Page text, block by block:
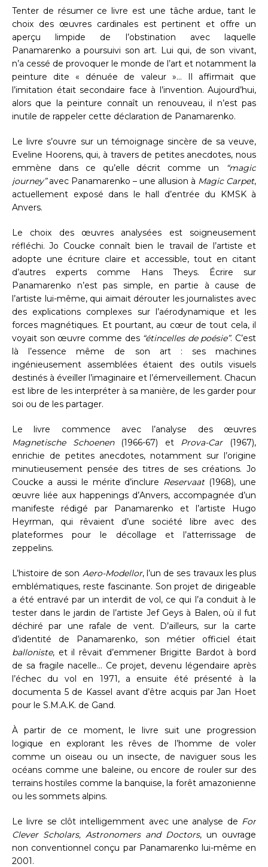
Tenter de résumer ce livre est une tâche ardue, tant le
choix des œuvres cardinales est pertinent et offre un
aperçu limpide de l’obstination avec laquelle
Panamarenko a poursuivi son art. Lui qui, de son vivant,
n’a cessé de provoquer le monde de l’art et notamment la
peinture dite « dénuée de valeur »… Il affirmait que
l’imitation était secondaire face à l’invention. Aujourd’hui,
alors que la peinture connaît un renouveau, il n’est pas
inutile de rappeler cette déclaration de Panamarenko.
Le livre s’ouvre sur un témoignage sincère de sa veuve,
Eveline Hoorens, qui, à travers de petites anecdotes, nous
emmène dans ce qu’elle décrit comme un
“magic
journey”avec Panamarenko – une allusion à Magic Carpet,
actuellement exposé dans le hall d’entrée du KMSK à
Anvers.
Le choix des œuvres analysées est soigneusement
réfléchi. Jo Coucke connaît bien le travail de l’artiste et
adopte une écriture claire et accessible, tout en citant
d’autres experts comme Hans Theys. Écrire sur
Panamarenko n’est pas simple, en partie à cause de
l’artiste lui-même, qui aimait dérouter les journalistes avec
des explications complexes sur l’aérodynamique et les
forces magnétiques. Et pourtant, au cœur de tout cela, il
voyait son œuvre comme des “étincelles de poésie”. C’est
là l’essence même de son art : ses machines
ingénieusement assemblées étaient des outils visuels
destinés à éveiller l’imaginaire et l’émerveillement. Chacun
est libre de les interpréter à sa manière, de les garder pour
soi ou de les partager.
Le livre commence avec l’analyse des œuvres
Magnetische Schoenen(1966-67) et Prova-Car(1967),
enrichie de petites anecdotes, notamment sur l’origine
minutieusement pensée des titres de ses créations. Jo
Coucke a aussi le mérite d’inclure Reservaat(1968), une
œuvre liée aux happenings d’Anvers, accompagnée d’un
manifeste rédigé par Panamarenko et l’artiste Hugo
Heyrman, qui rêvaient d’une société libre avec des
plateformes pour le décollage et l’atterrissage de
zeppelins.
L’histoire de son Aero-Modellor, l’un de ses travaux les plus
emblématiques, reste fascinante. Son projet de dirigeable
a été entravé par un interdit de vol, ce qui l’a conduit à le
tester dans le jardin de l’artiste Jef Geys à Balen, où il fut
déchiré par une rafale de vent. D’ailleurs, sur la carte
d’identité de Panamarenko, son métier officiel était
balloniste, et il rêvait d’emmener Brigitte Bardot à bord
de sa fragile nacelle… Ce projet, devenu légendaire après
l’échec du vol en 1971, a ensuite été présenté à la
documenta 5 de Kassel avant d’être acquis par Jan Hoet
pour le S.M.A.K. de Gand.
À partir de ce moment, le livre suit une progression
logique en explorant les rêves de l’homme de voler
comme un oiseau ou un insecte, de naviguer sous les
océans comme une baleine, ou encore de rouler sur des
terrains hostiles comme la banquise, la forêt amazonienne
ou les sommets alpins.
Le livre se clôt intelligemment avec une analyse de For
Clever Scholars, Astronomers and Doctors, un ouvrage
non conventionnel conçu par Panamarenko lui-même en
2001.